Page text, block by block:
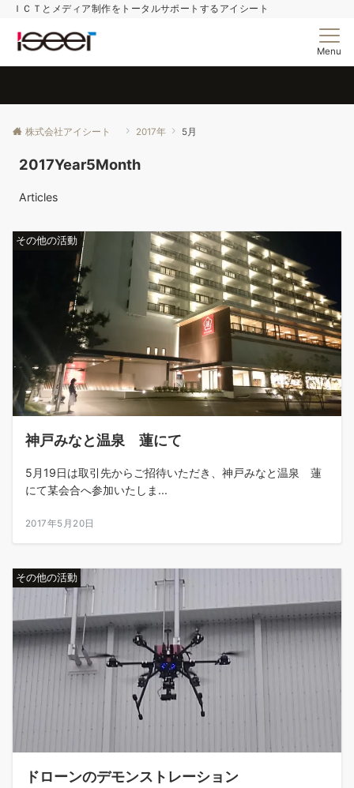
ＩＣＴとメディア制作をトータルサポートするアイシート
Menu
株式会社アイシート 2017年 5月
2017Year5Month
Articles
その他の活動
神戸みなと温泉 蓮にて
5月19日は取引先からご招待いただき、神戸みなと温泉 蓮
にて某会合へ参加いたしま...
2017年5月20日
その他の活動
ドローンのデモンストレーション